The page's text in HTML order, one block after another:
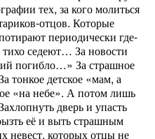
тех, за кого молиться
отцов. Которые
периодически где-
седеют… За новости
погибло…» За страшное
тонкое детское «мам, а
«на небе». А потом лишь
дверь и упасть
её и выть страшным
невест, которых отцы не